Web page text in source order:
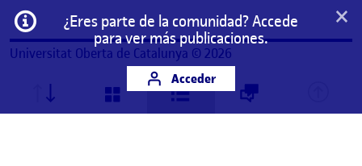
Información
¿Eres parte de la comunidad? Accede
para ver más publicaciones.
Acceder
×
Universitat Oberta de Catalunya © 2026